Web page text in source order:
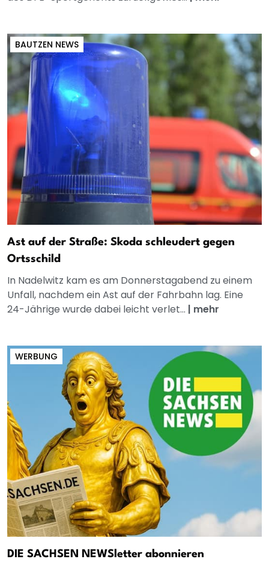
BAUTZEN NEWS
Ast auf der Straße: Skoda schleudert gegen
Ortsschild
In Nadelwitz kam es am Donnerstagabend zu einem
Unfall, nachdem ein Ast auf der Fahrbahn lag. Eine
24-Jährige wurde dabei leicht verlet... | mehr
WERBUNG
DIE SACHSEN NEWSletter abonnieren